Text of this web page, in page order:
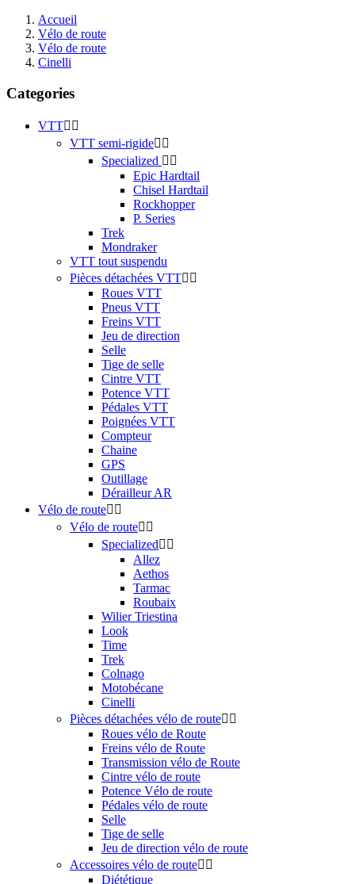
Accueil
Vélo de route
Vélo de route
Cinelli
Categories
VTT 
VTT semi-rigide 
Specialized  
Epic Hardtail
Chisel Hardtail
Rockhopper
P. Series
Trek
Mondraker
VTT tout suspendu
Pièces détachées VTT 
Roues VTT
Pneus VTT
Freins VTT
Jeu de direction
Selle
Tige de selle
Cintre VTT
Potence VTT
Pédales VTT
Poignées VTT
Compteur
Chaine
GPS
Outillage
Dérailleur AR
Vélo de route 
Vélo de route 
Specialized 
Allez
Aethos
Tarmac
Roubaix
Wilier Triestina
Look
Time
Trek
Colnago
Motobécane
Cinelli
Pièces détachées vélo de route 
Roues vélo de Route
Freins vélo de Route
Transmission vélo de Route
Cintre vélo de route
Potence Vélo de route
Pédales vélo de route
Selle
Tige de selle
Jeu de direction vélo de route
Accessoires vélo de route 
Diététique